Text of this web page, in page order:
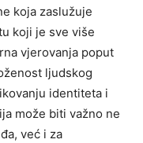
koja zaslužuje
koji je sve više
vjerovanja poput
ljudskog
identiteta i
može biti važno ne
već i za